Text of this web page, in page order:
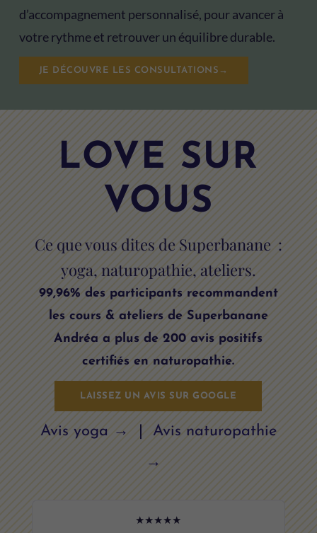
d’accompagnement personnalisé, pour avancer à
votre rythme et retrouver un équilibre durable.
JE DÉCOUVRE LES CONSULTATIONS→
LOVE SUR
VOUS
Ce que vous dites de Superbanane :
yoga, naturopathie, ateliers.
99,96% des participants recommandent
les cours & ateliers de Superbanane
Andréa a plus de 200 avis positifs
certifiés en naturopathie.
LAISSEZ UN AVIS SUR GOOGLE
Avis yoga →
Avis naturopathie
→
★★★★★